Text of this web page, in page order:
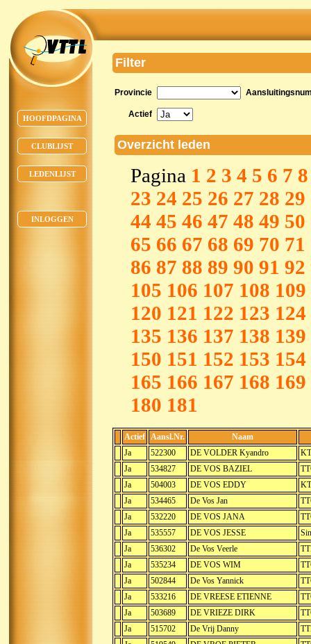
HOOFDPAGINA
CLUBLIJST
LEDENLIJST
INLOGGEN
Filter
Provincie
Actief
Overzicht leden
Pagina 1 2 3 4 5 6 7 8
23 24 25 26 27 28 29
44 45 46 47 48 49 50
65 66 67 68 69 70 71
86 87 88 89 90 91 92
105 106 107 108 109
120 121 122 123 124
135 136 137 138 139
150 151 152 153 154
165 166 167 168 169
180 181
Actief Aansl.Nr.
Naam
Ja
522300 DE VOLDER Kyandro
Ja
534827 DE VOS BAZIEL
Ja
504003 DE VOS EDDY
Ja
534465 De Vos Jan
Ja
532220 DE VOS JANA
Ja
535557 DE VOS JESSE
Ja
536302 De Vos Veerle
Ja
535234 DE VOS WIM
Ja
502844 De Vos Yannick
Ja
533216 DE VREESE ETIENNE
Ja
503689 DE VRIEZE DIRK
Ja
515702 De Vrij Danny